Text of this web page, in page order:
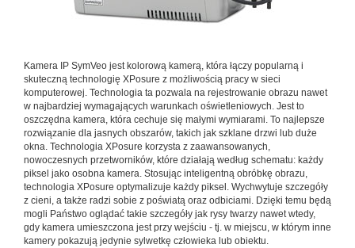
Kamera IP SymVeo jest kolorową kamerą, która łączy popularną i
skuteczną technologię XPosure z możliwością pracy w sieci
komputerowej. Technologia ta pozwala na rejestrowanie obrazu nawet
w najbardziej wymagających warunkach oświetleniowych. Jest to
oszczędna kamera, która cechuje się małymi wymiarami. To najlepsze
rozwiązanie dla jasnych obszarów, takich jak szklane drzwi lub duże
okna. Technologia XPosure korzysta z zaawansowanych,
nowoczesnych przetworników, które działają według schematu: każdy
piksel jako osobna kamera. Stosując inteligentną obróbkę obrazu,
technologia XPosure optymalizuje każdy piksel. Wychwytuje szczegóły
z cieni, a także radzi sobie z poświatą oraz odbiciami. Dzięki temu będą
mogli Państwo oglądać takie szczegóły jak rysy twarzy nawet wtedy,
gdy kamera umieszczona jest przy wejściu - tj. w miejscu, w którym inne
kamery pokazują jedynie sylwetkę człowieka lub obiektu.